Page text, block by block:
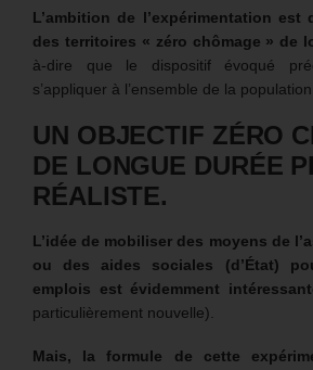
L’ambition de l’expérimentation est
des territoires « zéro chômage » de
à-dire que le dispositif évoqué
s’appliquer à l’ensemble de la
UN OBJECTIF ZÉRO
DE LONGUE DURÉE
RÉALISTE.
L’idée de mobiliser des moyens de
ou des aides sociales (d’État)
emplois est évidemment
particulièrement nouvelle).
Mais, la formule de cette